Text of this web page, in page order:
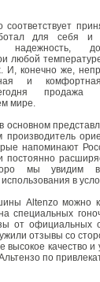
соответствует
для себя и
любой
И, конечно же,
и
мире.
основном
напоминают
постоянно
мы увидим
в
Altenzo можно
специальных
от официальных
отзывы со
высокое качество и
по